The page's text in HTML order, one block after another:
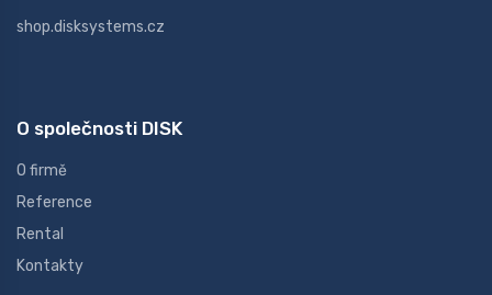
shop.disksystems.cz
O společnosti DISK
O firmě
Reference
Rental
Kontakty